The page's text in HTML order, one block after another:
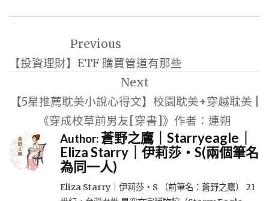
導
覽
Previous
【投資理財】ETF 購買管道有那些
Next
【5星推薦耽美小說心得文】校園耽美+穿越耽美 |
《穿成校草前男友[穿書]》作者：連朔
Author:蒼野之鷹｜Starryeagle｜
Eliza Starry｜伊莉莎・S(兩個筆名
為同一人)
Eliza Starry｜伊莉莎・S （前筆名：蒼野之鷹） 21